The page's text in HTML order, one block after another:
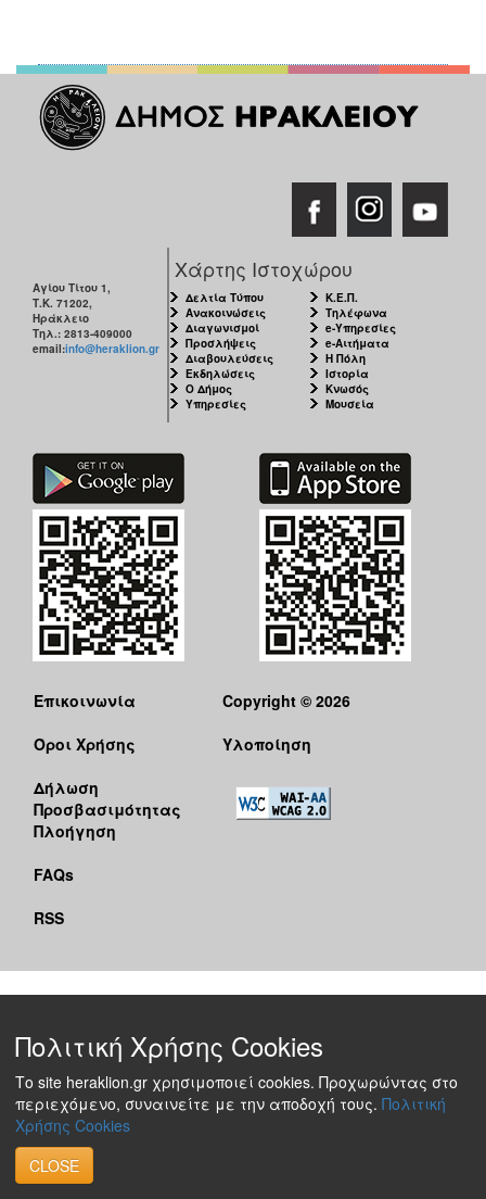
Αγίου Τίτου 1,
Τ.Κ. 71202,
Ηράκλειο
Τηλ.: 2813-409000
email:info@heraklion.gr
Χάρτης Ιστοχώρου
Δελτία Τύπου
Ανακοινώσεις
Διαγωνισμοί
Προσλήψεις
Διαβουλεύσεις
Εκδηλώσεις
Ο Δήμος
Υπηρεσίες
Κ.Ε.Π.
Τηλέφωνα
e-Υπηρεσίες
e-Αιτήματα
Η Πόλη
Ιστορία
Κνωσός
Μουσεία
Επικοινωνία
Όροι Χρήσης
Δήλωση
Προσβασιμότητας
Πλοήγηση
FAQs
RSS
Copyright © 2026
Υλοποίηση
Πολιτική Χρήσης Cookies
Το site heraklion.gr χρησιμοποιεί cookies. Προχωρώντας στο
περιεχόμενο, συναινείτε με την αποδοχή τους. Πολιτική
Χρήσης Cookies
CLOSE